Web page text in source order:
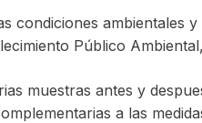
condiciones ambientales
Público
muestras antes y
a las